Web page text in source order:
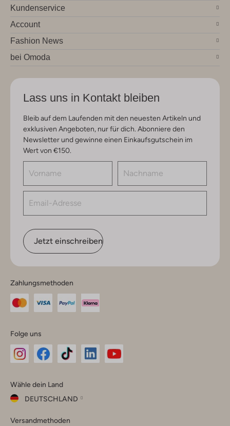
Kundenservice
Account
Fashion News
bei Omoda
Lass uns in Kontakt bleiben
Bleib auf dem Laufenden mit den neuesten Artikeln und
exklusiven Angeboten, nur für dich. Abonniere den
Newsletter und gewinne einen Einkaufsgutschein im
Wert von €150.
Jetzt einschreiben
Zahlungsmethoden
Folge uns
Instagram
Facebook
TikTok
Wähle dein Land
DEUTSCHLAND
dein
Versandmethoden